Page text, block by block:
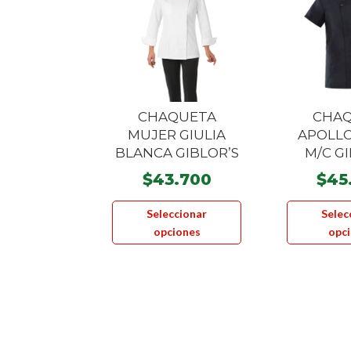
CHAQUETA
MUJER GIULIA
BLANCA GIBLOR’S
$43.700
Seleccionar
opciones
Este
tiene
M/C
$